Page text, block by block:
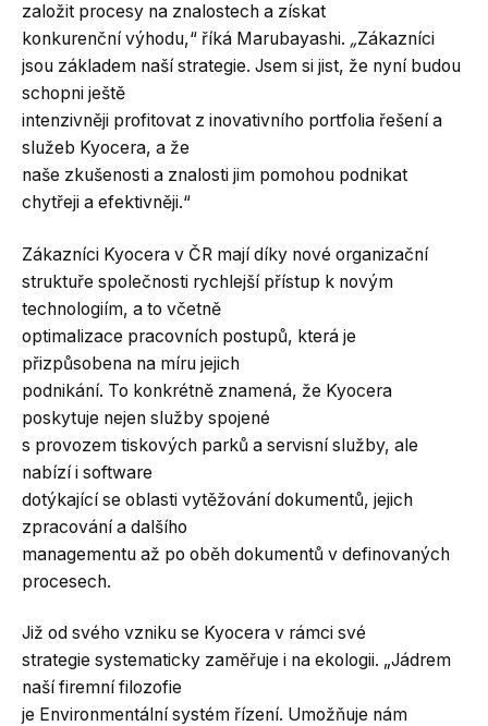
založit procesy na znalostech a získat
konkurenční výhodu,“ říká Marubayashi. „Zákazníci
jsou základem naší strategie. Jsem si jist, že nyní budou
schopni ještě
intenzivněji profitovat z inovativního portfolia řešení a
služeb Kyocera, a že
naše zkušenosti a znalosti jim pomohou podnikat
chytřeji a efektivněji.“
Zákazníci Kyocera v ČR mají díky nové organizační
struktuře společnosti rychlejší přístup k novým
technologiím, a to včetně
optimalizace pracovních postupů, která je
přizpůsobena na míru jejich
podnikání. To konkrétně znamená, že Kyocera
poskytuje nejen služby spojené
s provozem tiskových parků a servisní služby, ale
nabízí i software
dotýkající se oblasti vytěžování dokumentů, jejich
zpracování a dalšího
managementu až po oběh dokumentů v definovaných
procesech.
Již od svého vzniku se Kyocera v rámci své
strategie systematicky zaměřuje i na ekologii. „Jádrem
naší firemní filozofie
je Environmentální systém řízení. Umožňuje nám